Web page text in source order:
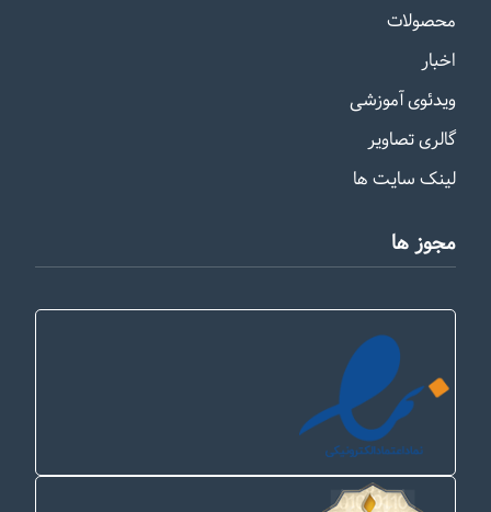
محصولات
اخبار
ویدئوی آموزشی
گالری تصاویر
لینک سایت ها
مجوز ها